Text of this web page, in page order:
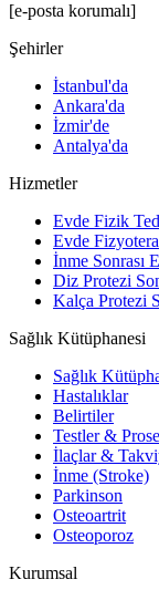
[e-posta korumalı]
Şehirler
İstanbul'da
Ankara'da
İzmir'de
Antalya'da
Hizmetler
Evde Fizik
Evde
İnme Sonrası
Diz Protezi
Kalça Protezi
Sağlık Kütüphanesi
Sağlık
Hastalıklar
Belirtiler
Testler &
İlaçlar &
İnme (Stroke)
Parkinson
Osteoartrit
Osteoporoz
Kurumsal